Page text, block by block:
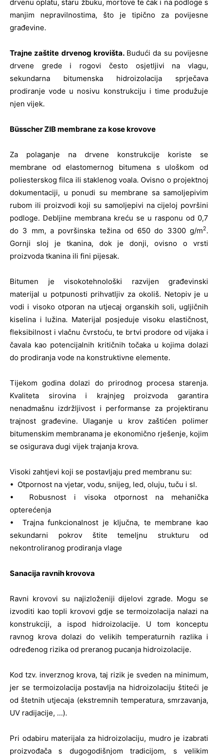
drvenu oplatu, staru žbuku, mortove te čak i na podloge s
manjim nepravilnostima, što je tipično za povijesne
građevine.
Trajne zaštite drvenog krovišta. Budući da su povijesne
drvene grede i rogovi često osjetljivi na vlagu,
sekundarna bitumenska hidroizolacija sprječava
prodiranje vode u nosivu konstrukciju i time produžuje
njen vijek.
Büsscher ZIB membrane za kose krovove
Za polaganje na drvene konstrukcije koriste se
membrane od elastomernog bitumena s uloškom od
poliesterskog filca ili staklenog voala. Ovisno o projektnoj
dokumentaciji, u ponudi su membrane sa samoljepivim
rubom ili proizvodi koji su samoljepivi na cijeloj površini
podloge. Debljine membrana kreću se u rasponu od 0,7
do 3 mm, a površinska težina od 650 do 3300 g/m2.
Gornji sloj je tkanina, dok je donji, ovisno o vrsti
proizvoda tkanina ili fini pijesak.
Bitumen je visokotehnološki razvijen građevinski
materijal u potpunosti prihvatljiv za okoliš. Netopiv je u
vodi i visoko otporan na utjecaj organskih soli, ugljičnih
kiselina i lužina. Materijal posjeduje visoku elastičnost,
fleksibilnost i vlačnu čvrstoću, te brtvi prodore od vijaka i
čavala kao potencijalnih kritičnih točaka u kojima dolazi
do prodiranja vode na konstruktivne elemente.
Tijekom godina dolazi do prirodnog procesa starenja.
Kvaliteta sirovina i krajnjeg proizvoda garantira
nenadmašnu izdržljivost i performanse za projektiranu
trajnost građevine. Ulaganje u krov zaštićen polimer
bitumenskim membranama je ekonomično rješenje, kojim
se osigurava dugi vijek trajanja krova.
Visoki zahtjevi koji se postavljaju pred membranu su:
• Otpornost na vjetar, vodu, snijeg, led, oluju, tuču i sl.
• Robusnost i visoka otpornost na mehanička
opterećenja
• Trajna funkcionalnost je ključna, te membrane kao
sekundarni pokrov štite temeljnu strukturu od
nekontroliranog prodiranja vlage
Sanacija ravnih krovova
Ravni krovovi su najizloženiji dijelovi zgrade. Mogu se
izvoditi kao topli krovovi gdje se termoizolacija nalazi na
konstrukciji, a ispod hidroizolacije. U tom konceptu
ravnog krova dolazi do velikih temperaturnih razlika i
određenog rizika od preranog pucanja hidroizolacije.
Kod tzv. inverznog krova, taj rizik je sveden na minimum,
jer se termoizolacija postavlja na hidroizolaciju štiteći je
od štetnih utjecaja (ekstremnih temperatura, smrzavanja,
UV radijacije, …).
Pri odabiru materijala za hidroizolaciju, mudro je izabrati
proizvođača s dugogodišnjom tradicijom, s velikim